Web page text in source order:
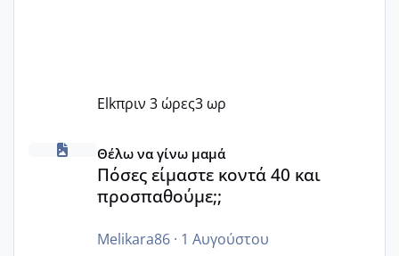
Elkπριν 3 ώρες3 ωρ
Πόσες είμαστε κοντά 40 και προσπαθούμε;;
Θέλω να γίνω μαμά
Πόσες είμαστε κοντά 40 και
προσπαθούμε;;
Melikara86· 1 Αυγούστου